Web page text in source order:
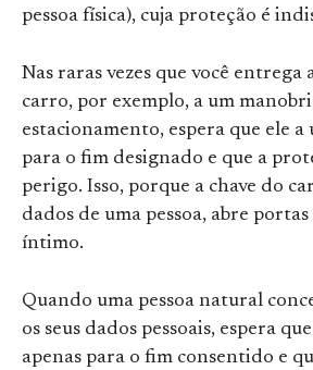
pessoa física), cuja proteção é
Nas raras vezes que você entrega
carro, por exemplo, a um
estacionamento, espera que ele a
para o fim designado e que a
perigo. Isso, porque a chave do
dados de uma pessoa, abre portas
íntimo.
Quando uma pessoa natural
os seus dados pessoais, espera
apenas para o fim consentido e